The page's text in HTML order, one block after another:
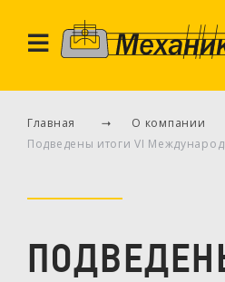
Главная О компании
Подведены итоги VI